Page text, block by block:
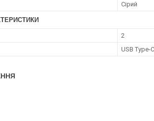
Сірий
2
USB Type-